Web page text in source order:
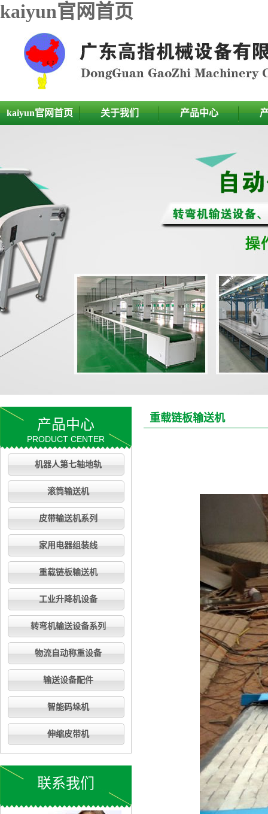
kaiyun官网首页
kaiyun官网首页 关于我们 产品中心
产品中心
PRODUCT CENTER
机器人第七轴地轨
滚筒输送机
皮带输送机系列
家用电器组装线
重载链板输送机
工业升降机设备
转弯机输送设备系列
物流自动称重设备
输送设备配件
智能码垛机
伸缩皮带机
联系我们
重载链板输送机